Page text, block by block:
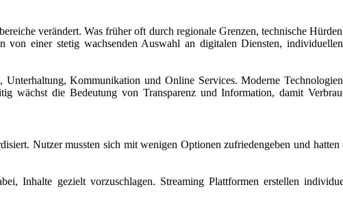
verändert. Was früher oft durch regionale Grenzen, technische
einer stetig wachsenden Auswahl an digitalen Diensten,
Kommunikation und Online Services. Moderne
wächst die Bedeutung von Transparenz und Information, damit
Nutzer mussten sich mit wenigen Optionen zufriedengeben und
Inhalte gezielt vorzuschlagen. Streaming Plattformen erstellen